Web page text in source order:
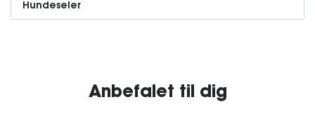
Hundeseler
Anbefalet til dig